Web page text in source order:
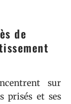
de
sur
prisés et ses